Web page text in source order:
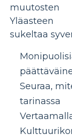
Yläasteen
sukeltaa
Seuraa,
tarinassa